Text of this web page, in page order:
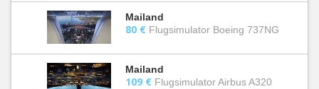
Mailand
80 € Flugsimulator Boeing 737NG
Mailand
109 € Flugsimulator Airbus A320